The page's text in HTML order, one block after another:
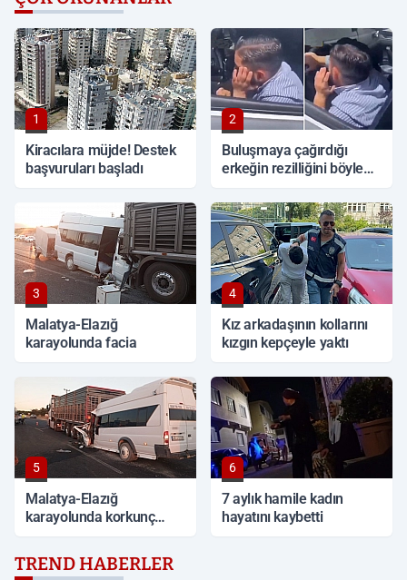
1
Kiracılara müjde! Destek
başvuruları başladı
2
Buluşmaya çağırdığı
erkeğin rezilliğini böyle
3
Malatya-Elazığ
karayolunda facia
4
Kız arkadaşının kollarını
kızgın kepçeyle yaktı
5
Malatya-Elazığ
karayolunda korkunç
6
7 aylık hamile kadın
hayatını kaybetti
TREND HABERLER